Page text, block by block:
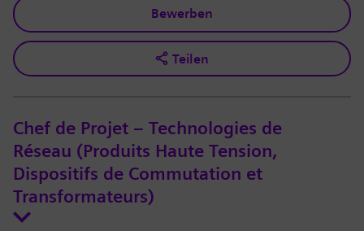
Bewerben
Teilen
Chef de Projet – Technologies de
Réseau (Produits Haute Tension,
Dispositifs de Commutation et
Transformateurs)